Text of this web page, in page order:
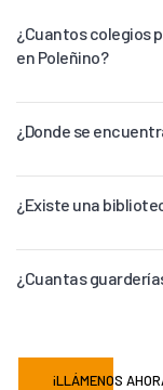
¿Cuantos colegios
en Poleñino?
¿Donde se
¿Existe una
¿Cuantas
¡LLÁMENOS